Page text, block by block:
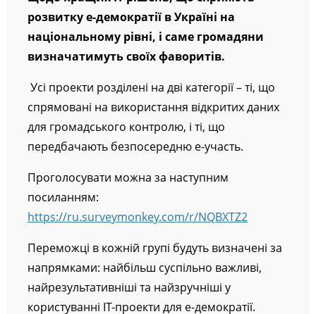
щодо кращих ІТ-рішень, що сприяють
розвитку е-демократії в Україні на
національному рівні, і саме громадяни
Усі проекти розділені на дві категорії – ті, що
спрямовані на використання відкритих даних
для громадського контролю, і ті, що
посиланням:
Переможці в кожній групі будуть визначені за
напрямками: найбільш суспільно важливі,
найрезультативніші та найзручніші у